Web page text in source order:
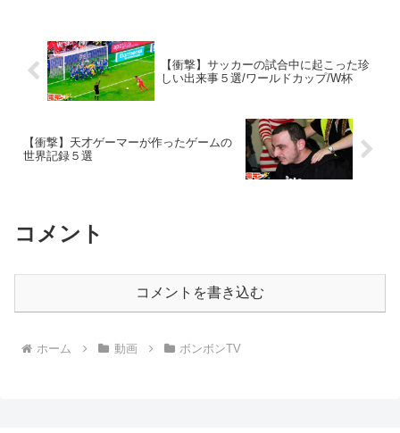
【衝撃】サッカーの試合中に起こった珍
しい出来事５選/ワールドカップ/W杯
【衝撃】天才ゲーマーが作ったゲームの
世界記録５選
コメント
コメントを書き込む
ホーム 動画 ボンボンTV